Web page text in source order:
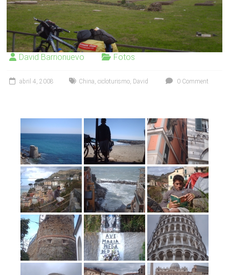
David Barrionuevo Fotos
abril 4, 2008 China,cicloturismo, David 0 Comment